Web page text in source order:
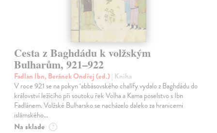
Cesta z Baghdádu k volžským
Bulharům, 921–922
Fadlan Ibn, Beránek Ondřej (ed.)| Kniha
V roce 921 se na pokyn ‘abbásovského chalífy vydalo z Baghdádu do
království ležícího při soutoku řek Volha a Kama poselstvo s Ibn
Fadlánem. Volžské Bulharsko se nacházelo daleko za hranicemi
islámského…
Na sklade ?